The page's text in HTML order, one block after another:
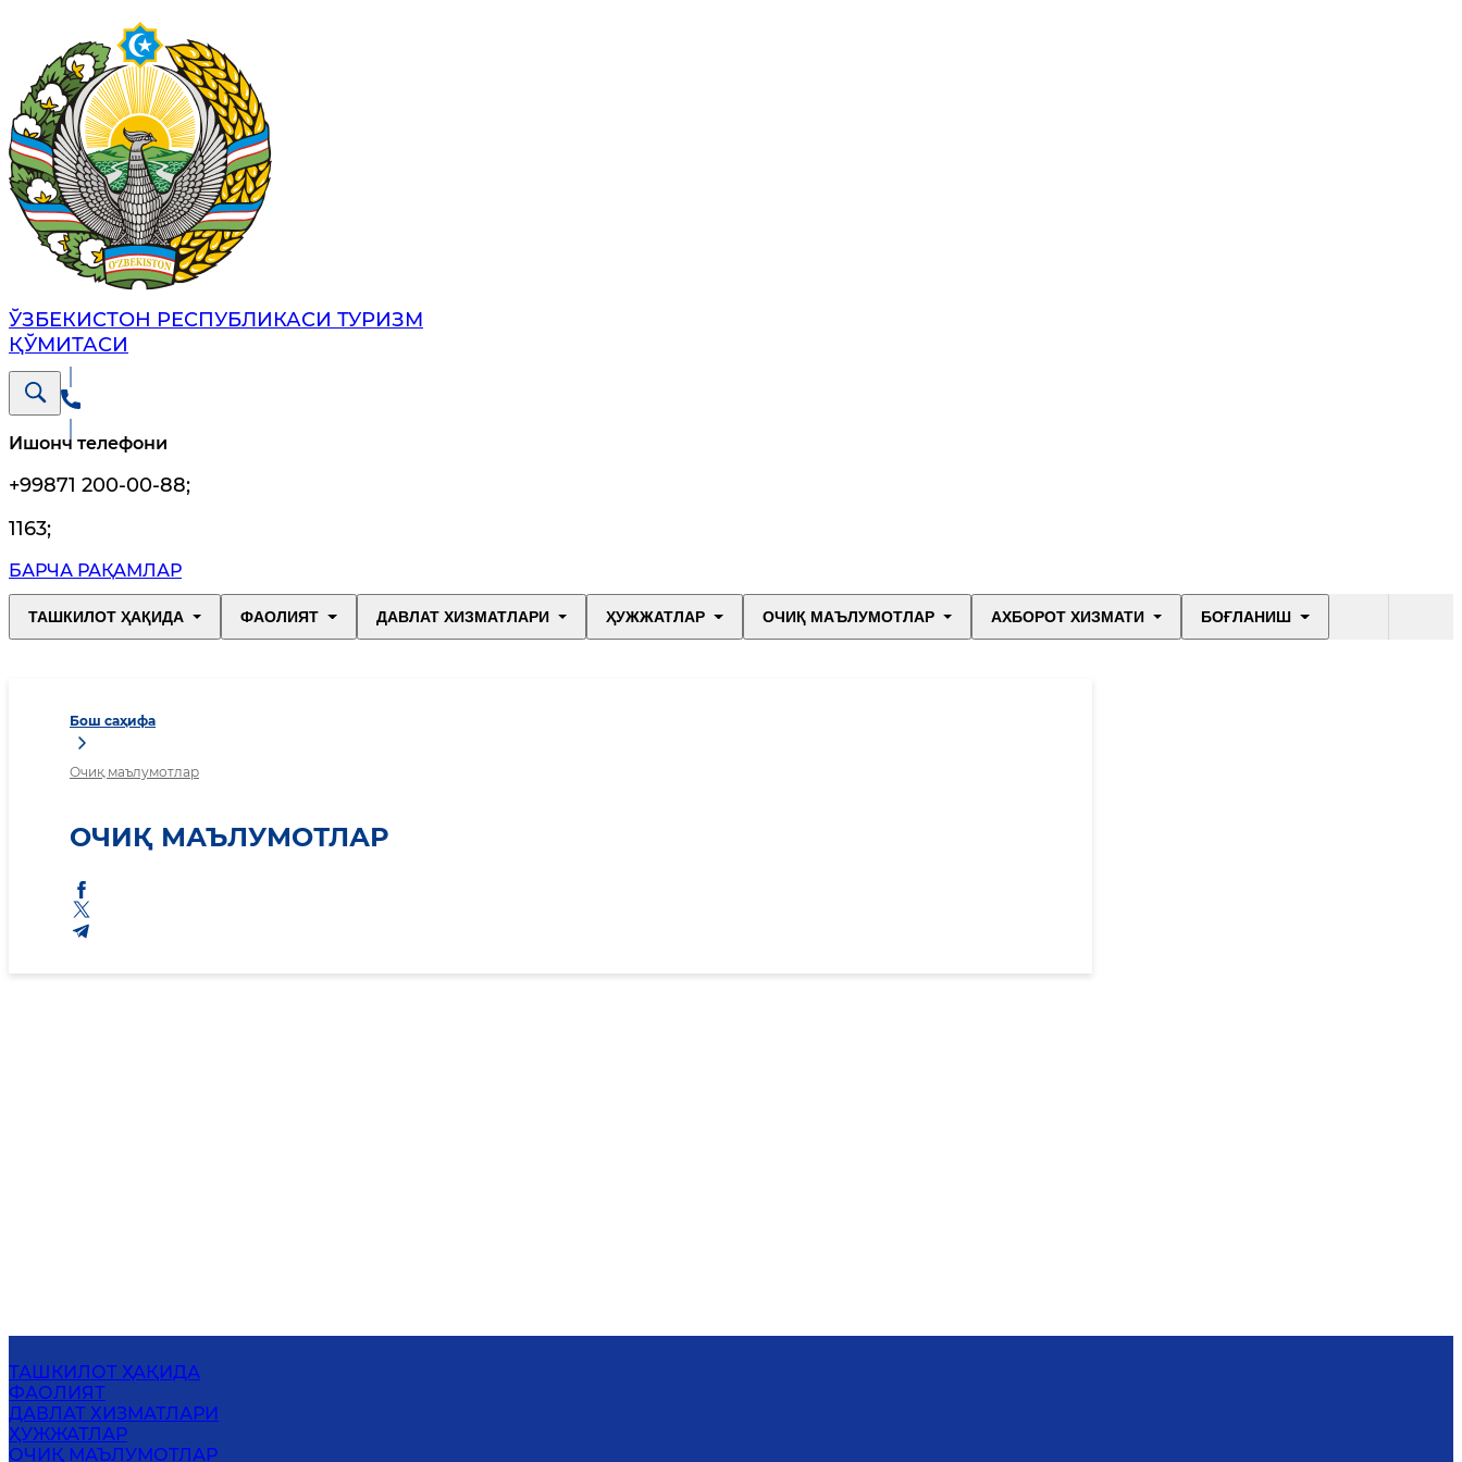
ЎЗБЕКИСТОН РЕСПУБЛИКАСИ ТУРИЗМ
ҚЎМИТАСИ
Ишонч телефони
+99871 200-00-88;
1163;
БАРЧА РАҚАМЛАР
ТАШКИЛОТ ҲАҚИДА ФАОЛИЯТ ДАВЛАТ ХИЗМАТЛАРИ ҲУЖЖАТЛАР ОЧИҚ МАЪЛУМОТЛАР АХБОРОТ ХИЗМАТИ БОҒЛАНИШ
Бош саҳифа
Очиқ маълумотлар
ОЧИҚ МАЪЛУМОТЛАР
ТАШКИЛОТ ҲАҚИДА
ФАОЛИЯТ
ДАВЛАТ ХИЗМАТЛАРИ
ҲУЖЖАТЛАР
ОЧИҚ МАЪЛУМОТЛАР